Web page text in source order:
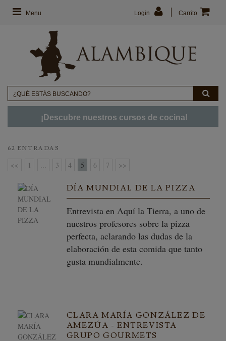
Menu Carrito
Login
¡Descubre nuestros cursos de cocina!
62 ENTRADAS
<< 1 ... 3 4 5 6 7 >>
DÍA MUNDIAL DE LA PIZZA
Entrevista en Aquí la Tierra, a uno de
nuestros profesores sobre la pizza
perfecta, aclarando las dudas de la
elaboración de esta comida que tanto
gusta mundialmente.
CLARA MARÍA GONZÁLEZ DE
AMEZÚA - ENTREVISTA
GRUPO GOURMETS